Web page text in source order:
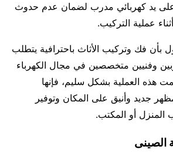
على يد كهربائي مدرب لضمان عدم حدوث
عملية التركيب.
بأن فك وتركيب الأثاث باحترافية يتطلب
وفنيين متخصصين في مجال الكهرباء
هذه العملية بشكل سليم، فإنها
جديد وأنيق على المكان وتوفير
المنزل أو المكتب.
الصينى